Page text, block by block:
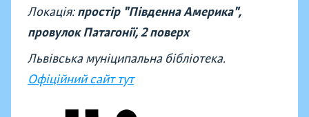
Локація:простір "Південна Америка",
провулок Патагонії, 2 поверх
Львівська муніципальна бібліотека.
Офіційний сайт тут